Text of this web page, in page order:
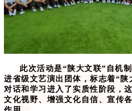
此次活动是“陕大文联”自机
进省级文艺演出团体，标志着“陕
对话和学习进入了实质性阶段，
文化视野、增强文化自信、宣传